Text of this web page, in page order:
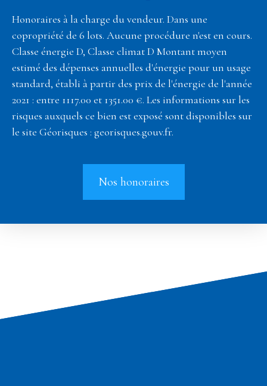
Honoraires à la charge du vendeur. Dans une
copropriété de 6 lots. Aucune procédure n'est en cours.
Classe énergie D, Classe climat D Montant moyen
estimé des dépenses annuelles d'énergie pour un usage
standard, établi à partir des prix de l'énergie de l'année
2021 : entre 1117.00 et 1351.00 €. Les informations sur les
risques auxquels ce bien est exposé sont disponibles sur
le site Géorisques : georisques.gouv.fr.
Nos honoraires